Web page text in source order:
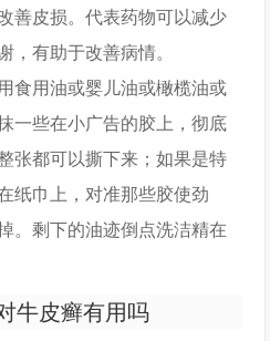
善皮损。代表药物可以减少
，有助于改善病情。
食用油或婴儿油或橄榄油或
一些在小广告的胶上，彻底
张都可以撕下来；如果是特
纸巾上，对准那些胶使劲
。剩下的油迹倒点洗洁精在
牛皮癣有用吗